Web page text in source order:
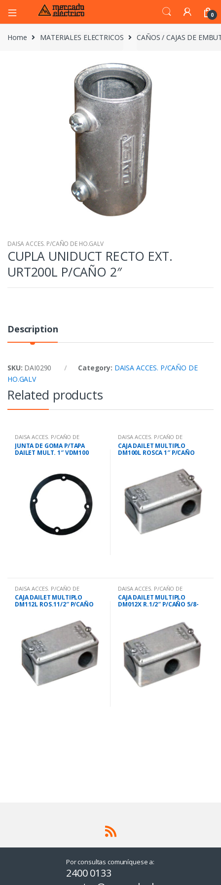
0
Home MATERIALES ELECTRICOS CAÑOS / CAJAS DE
DAISA ACCES. P/CAÑO DE HO.GALV
CUPLA UNIDUCT RECTO EXT.
URT200L P/CAÑO 2″
Description
SKU: DAI0290 Category: DAISA ACCES. P/CAÑO DE
HO.GALV
Related products
DAISA ACCES. P/CAÑO DE
HO.GALV
JUNTA DE GOMA P/TAPA
DAILET MULT. 1″ VDM100
DAISA ACCES. P/CAÑO DE
HO.GALV
CAJA DAILET MULTIPLO
DM100L ROSCA 1″ P/CAÑO
DAISA ACCES. P/CAÑO DE
HO.GALV
CAJA DAILET MULTIPLO
DM112L ROS.11/2″ P/CAÑO
DAISA ACCES. P/CAÑO DE
HO.GALV
CAJA DAILET MULTIPLO
DM012X R.1/2″ P/CAÑO 5/8-
Por consultas comuníquese a:
2400 0133